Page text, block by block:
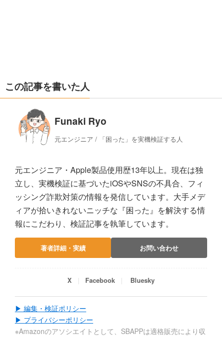
この記事を書いた人
Funaki Ryo
元エンジニア / 「困った」を実機検証する人
元エンジニア・Apple製品使用歴13年以上。現在は独
立し、実機検証に基づいたiOSやSNSの不具合、フィ
ッシング詐欺対策の情報を発信しています。大手メデ
ィアが拾いきれないニッチな『困った』を解決する情
報にこだわり、検証記事を執筆しています。
著者詳細・実績 お問い合わせ
X Facebook Bluesky
▶ 編集・検証ポリシー
▶ プライバシーポリシー
※Amazonのアソシエイトとして、SBAPPは適格販売により収